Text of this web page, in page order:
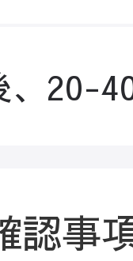
、20-
認事